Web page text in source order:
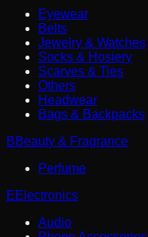
Eyewear
Belts
Jewelry & Watches
Socks & Hosiery
Scarves & Ties
Others
Headwear
Bags & Backpacks
BBeauty & Fragrance
Perfume
EElectronics
Audio